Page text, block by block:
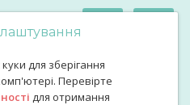
для зберігання
Перевірте
для отримання
малина
малина